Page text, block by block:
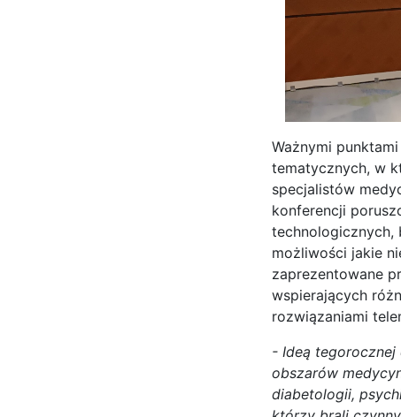
Ważnymi
tematycznych, w
specjalistów
konferencji
technologicznych,
możliwości jakie
zaprezentowane
wspierających
rozwiązaniami
- Ideą tegorocznej
obszarów
diabetologii,